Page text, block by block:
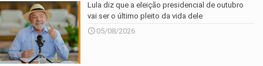
Lula diz que a eleição presidencial de outubro
vai ser o último pleito da vida dele
05/08/2026